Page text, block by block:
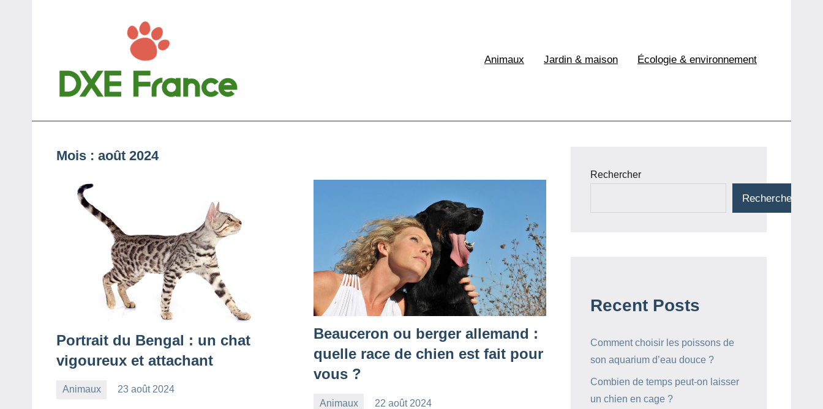
Animaux Jardin & maison Écologie & environnement
Mois : août 2024
Portrait du Bengal : un chat
vigoureux et attachant
Animaux
23 août 2024
Beauceron ou berger allemand :
quelle race de chien est fait pour
vous ?
Animaux
22 août 2024
Rechercher
Rechercher
Recent Posts
Comment choisir les poissons de
son aquarium d’eau douce ?
Combien de temps peut-on laisser
un chien en cage ?